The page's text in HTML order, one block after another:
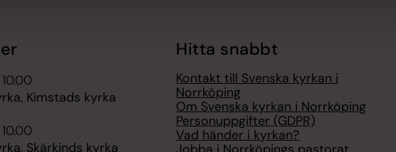
Kimstads kyrka
Skärkinds kyrka
Hitta snabbt
Kontakt till Svenska kyrkan i
Norrköping
Om Svenska kyrkan i Norrköping
Personuppgifter (GDPR)
Vad händer i kyrkan?